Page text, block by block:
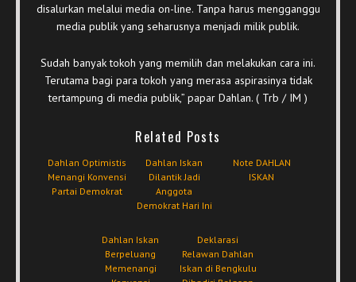
disalurkan melalui media on-line. Tanpa harus mengganggu
media publik yang seharusnya menjadi milik publik.
Sudah banyak tokoh yang memilih dan melakukan cara ini.
Terutama bagi para tokoh yang merasa aspirasinya tidak
tertampung di media publik,” papar Dahlan. ( Trb / IM )
Related Posts
Dahlan Optimistis
Menangi Konvensi
Partai Demokrat
Dahlan Iskan
Dilantik Jadi
Anggota
Demokrat Hari Ini
Note DAHLAN
ISKAN
Dahlan Iskan
Berpeluang
Memenangi
Deklarasi
Relawan Dahlan
Iskan di Bengkulu